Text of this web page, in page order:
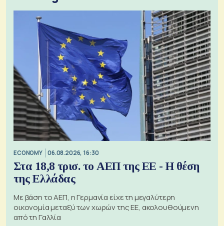
ECONOMY 06.08.2026, 16:30
Στα 18,8 τρισ. το ΑΕΠ της ΕΕ - Η θέση
της Ελλάδας
Με βάση το ΑΕΠ, η Γερμανία είχε τη μεγαλύτερη
οικονομία μεταξύ των χωρών της ΕΕ, ακολουθούμενη
από τη Γαλλία